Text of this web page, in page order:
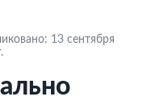
13 сентября